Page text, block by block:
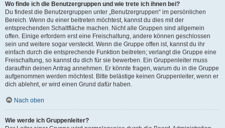
Wo finde ich die Benutzergruppen und wie trete ich ihnen bei?
Du findest die Benutzergruppen unter „Benutzergruppen“ im persönlichen
Bereich. Wenn du einer beitreten möchtest, kannst du dies mit der
entsprechenden Schaltfläche machen. Nicht alle Gruppen sind allgemein
offen. Einige erfordern erst eine Freischaltung, andere können geschlossen
sein und weitere sogar versteckt. Wenn die Gruppe offen ist, kannst du ihr
einfach durch die entsprechende Funktion beitreten; verlangt die Gruppe eine
Freischaltung, so kannst du dich für sie bewerben. Ein Gruppenleiter muss
daraufhin deinen Antrag annehmen. Er könnte fragen, warum du in die Gruppe
aufgenommen werden möchtest. Bitte belästige keinen Gruppenleiter, wenn er
dich ablehnt, er wird einen Grund dafür haben.
Nach oben
Wie werde ich Gruppenleiter?